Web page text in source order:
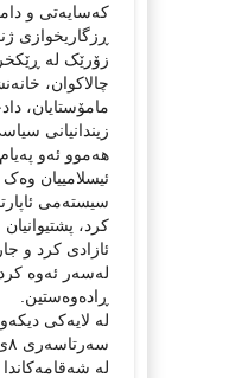
کەسایەتی و
ڕزگاریخوازی
زۆرێک لە
چالاکوان،
مامۆستایان،
زیندانیانی
هەموو ئەو
ئیسلامییان
سیستەمی
کرد،
ئازادی کرد و
لەسەر ئەوە
ڕادەوەستین.
لە لایەکی
لە